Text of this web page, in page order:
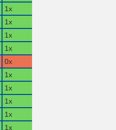
1x
1x
1x
1x
0x
1x
1x
1x
1x
1x